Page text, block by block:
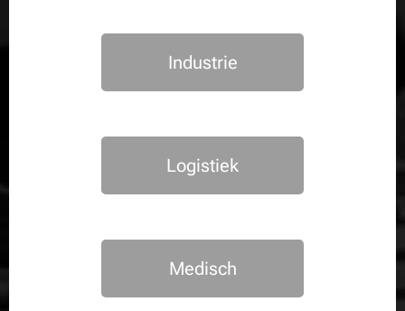
Industrie
Logistiek
Medisch